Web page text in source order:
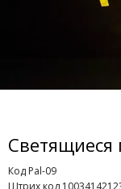
Код Pal-09
Штрих код